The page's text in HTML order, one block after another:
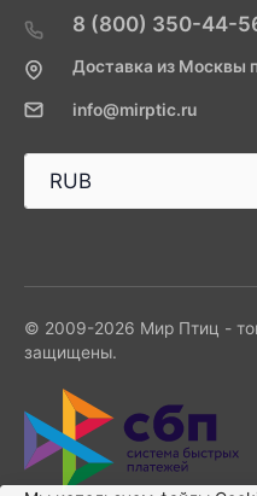
8 (800) 350-44-
Доставка из Москвы
info@mirptic.ru
© 2009-2026 Мир Птиц -
защищены.